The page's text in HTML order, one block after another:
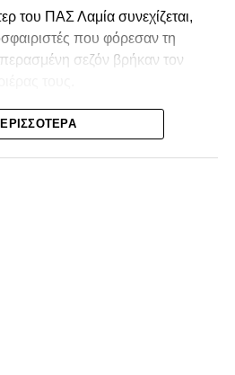
του ΠΑΣ Λαμία συνεχίζεται,
που φόρεσαν τη
σεζόν βρήκαν τον
Τρούμπουλο και τον Χρυσόστομο
μαζί την ποδοσφαιρική